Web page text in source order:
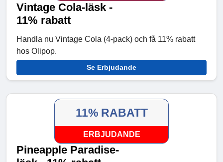
Vintage Cola-läsk -
11% rabatt
Handla nu Vintage Cola (4-pack) och få 11% rabatt
hos Olipop.
Se Erbjudande
11% RABATT
ERBJUDANDE
Pineapple Paradise-